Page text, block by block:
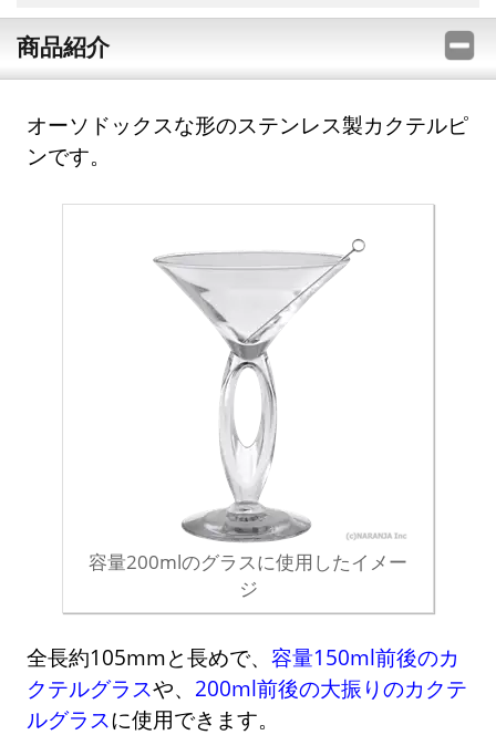
商品紹介
オーソドックスな形のステンレス製カクテルピ
ンです。
容量200mlのグラスに使用したイメー
ジ
全長約105mmと長めで、容量150ml前後のカ
クテルグラスや、 200ml前後の大振りのカクテ
ルグラスに使用できます。